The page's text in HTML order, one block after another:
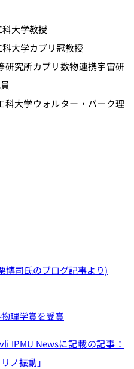
大学教授
大学カブリ冠教授
研究所カブリ数物連携宇宙研
科大学ウォルター・バーク理
博司氏のブログ記事より)
理学賞を受賞
IPMU Newsに記載の記事：
ノ振動」